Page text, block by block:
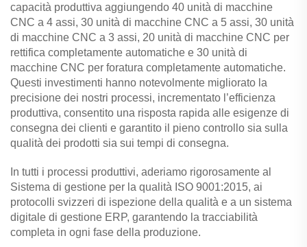
capacità produttiva aggiungendo 40 unità di macchine
CNC a 4 assi, 30 unità di macchine CNC a 5 assi, 30 unità
di macchine CNC a 3 assi, 20 unità di macchine CNC per
rettifica completamente automatiche e 30 unità di
macchine CNC per foratura completamente automatiche.
Questi investimenti hanno notevolmente migliorato la
precisione dei nostri processi, incrementato l’efficienza
produttiva, consentito una risposta rapida alle esigenze di
consegna dei clienti e garantito il pieno controllo sia sulla
qualità dei prodotti sia sui tempi di consegna.
In tutti i processi produttivi, aderiamo rigorosamente al
Sistema di gestione per la qualità ISO 9001:2015, ai
protocolli svizzeri di ispezione della qualità e a un sistema
digitale di gestione ERP, garantendo la tracciabilità
completa in ogni fase della produzione.